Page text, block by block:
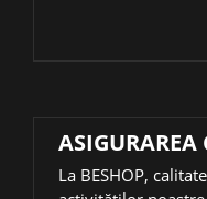
La BESHOP,